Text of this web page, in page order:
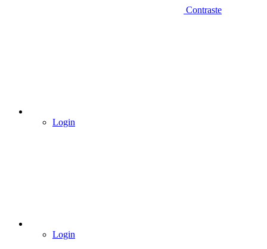
Contraste
Login
Login